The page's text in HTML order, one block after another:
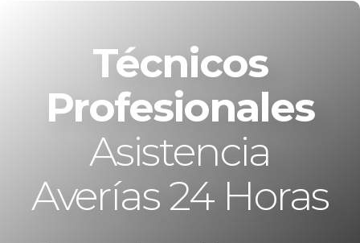
Técnicos
Profesionales
Asistencia
Averías 24 Horas